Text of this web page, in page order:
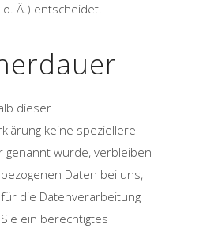
Ä.) entscheidet.
dieser
keine speziellere
genannt wurde, verbleiben
Daten bei uns,
die Datenverarbeitung
ein berechtigtes